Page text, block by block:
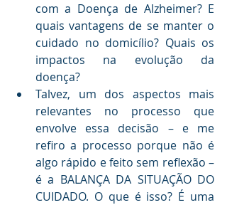
com a Doença de Alzheimer? E
quais vantagens de se manter o
cuidado no domicílio? Quais os
impactos na evolução da
doença?
Talvez, um dos aspectos mais
relevantes no processo que
envolve essa decisão – e me
refiro a processo porque não é
algo rápido e feito sem reflexão –
é a BALANÇA DA SITUAÇÃO DO
CUIDADO. O que é isso? É uma